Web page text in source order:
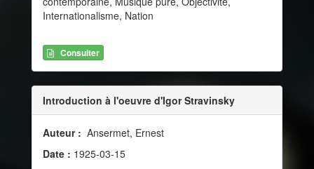
Internationalisme, Nation
Consulter
Introduction à l'oeuvre d'Igor Stravinsky
Auteur : Ansermet, Ernest
Date : 1925-03-15